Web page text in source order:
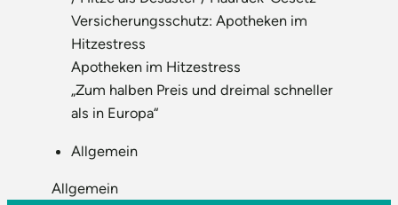
Versicherungsschutz: Apotheken im
Hitzestress
Apotheken im Hitzestress
„Zum halben Preis und dreimal schneller
als in Europa“
Allgemein
Allgemein